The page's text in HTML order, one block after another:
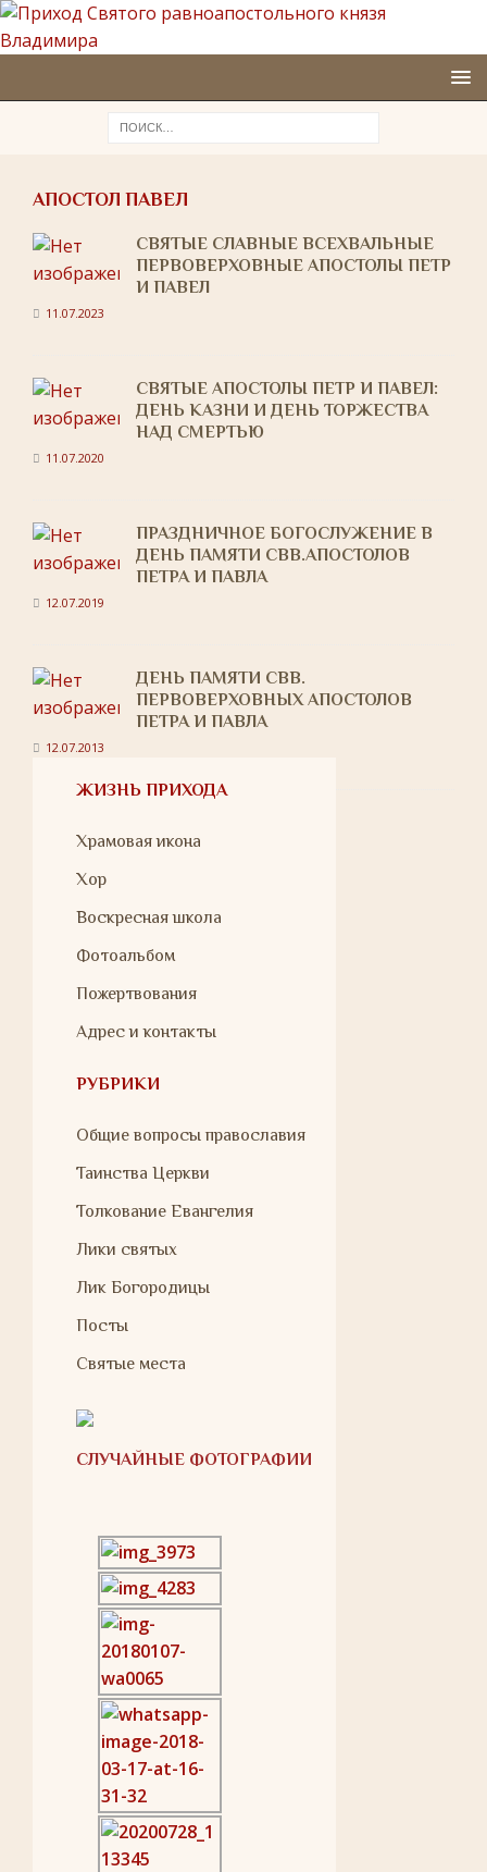
АПОСТОЛ ПАВЕЛ
СВЯТЫЕ СЛАВНЫЕ ВСЕХВАЛЬНЫЕ
ПЕРВОВЕРХОВНЫЕ АПОСТОЛЫ ПЕТР
И ПАВЕЛ
11.07.2023
СВЯТЫЕ АПОСТОЛЫ ПЕТР И ПАВЕЛ:
ДЕНЬ КАЗНИ И ДЕНЬ ТОРЖЕСТВА
НАД СМЕРТЬЮ
11.07.2020
ПРАЗДНИЧНОЕ БОГОСЛУЖЕНИЕ В
ДЕНЬ ПАМЯТИ СВВ.АПОСТОЛОВ
ПЕТРА И ПАВЛА
12.07.2019
ДЕНЬ ПАМЯТИ СВВ.
ПЕРВОВЕРХОВНЫХ АПОСТОЛОВ
ПЕТРА И ПАВЛА
12.07.2013
ЖИЗНЬ ПРИХОДА
Храмовая икона
Хор
Воскресная школа
Фотоальбом
Пожертвования
Адрес и контакты
РУБРИКИ
Общие вопросы православия
Таинства Церкви
Толкование Евангелия
Лики святых
Лик Богородицы
Посты
Святые места
СЛУЧАЙНЫЕ ФОТОГРАФИИ